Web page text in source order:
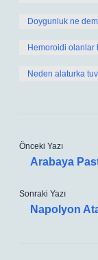
Doygunluk ne
Hemoroidi olanlar
Neden alaturka
Önceki Yazı
Arabaya
Sonraki Yazı
Napolyon